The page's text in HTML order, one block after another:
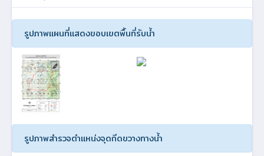
รูปภาพแผนที่แสดงขอบเขตพื้นที่รับน้ำ
รูปภาพสำรวจตำแหน่งจุดกีดขวางทางน้ำ